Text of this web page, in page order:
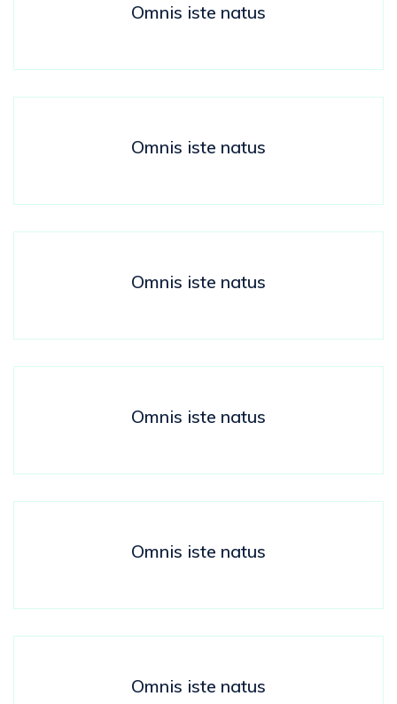
Omnis iste natus
Omnis iste natus
Omnis iste natus
Omnis iste natus
Omnis iste natus
Omnis iste natus